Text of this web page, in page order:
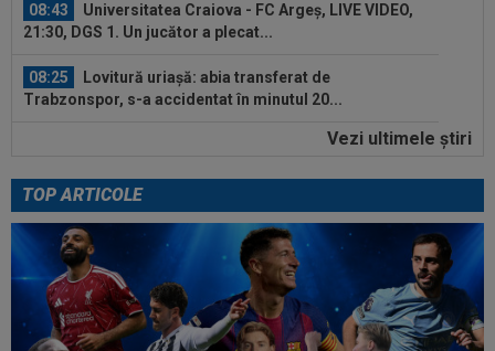
08:43
Universitatea Craiova - FC Argeș, LIVE VIDEO,
21:30, DGS 1. Un jucător a plecat...
08:25
Lovitură uriașă: abia transferat de
Trabzonspor, s-a accidentat în minutul 20...
Noul transfer al lui Real Madrid l-a lăsat
08:05
Belgienii s-au convins de Darius Olaru, după
primul gol la Union Saint-Gilloise
09:03
Petrolul - Oțelul, LIVE VIDEO, 18:30, Digi Sport
1. Moldovenii s-au impus cu...
08:58
Hakan Calhanoglu a ”dat din casă”! Ce
Vezi ultimele ştiri
TOP ARTICOLE